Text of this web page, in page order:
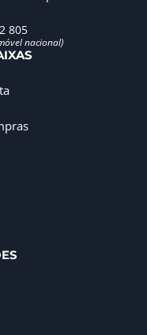
805
nacional)